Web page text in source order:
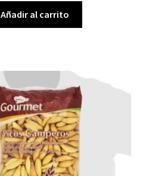
Añadir al carrito